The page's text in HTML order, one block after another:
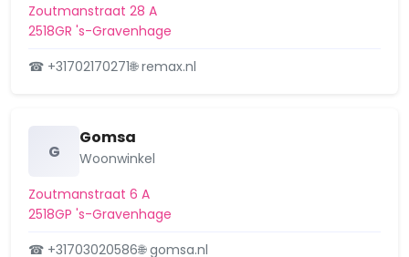
Wijk 31 Rustenburg en Oostbroek
Wijk 32 Leyenburg
Wijk 34 Morgenstond
Wijk 36 Moerwijk
Wijk 37 Groente- en Fruitmarkt
Zoutmanstraat 28 A
2518GR 's-Gravenhage
☎ +31702170271🌐 remax.nl
G
Gomsa
Woonwinkel
Zoutmanstraat 6 A
2518GP 's-Gravenhage
☎ +31703020586🌐 gomsa.nl